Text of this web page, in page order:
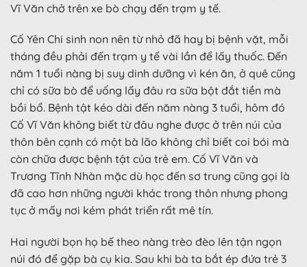
Vĩ Văn chở trên xe bò chạy đến trạm y tế.
Cố Yên Chi sinh non nên từ nhỏ đã hay bị bệnh vặt, mỗi
tháng đều phải đến trạm y tế vài lần để lấy thuốc. Đến
năm 1 tuổi nàng bị suy dinh dưỡng vì kén ăn, ở quê cũng
chỉ có sữa bò để uống lấy đâu ra sữa bột đắt tiền mà
bồi bổ. Bệnh tật kéo dài đến năm nàng 3 tuổi, hôm đó
Cố Vĩ Văn không biết từ đâu nghe được ở trên núi của
thôn bên cạnh có một bà lão không chỉ biết coi bói mà
còn chữa được bệnh tật của trẻ em. Cố Vĩ Văn và
Trương Tĩnh Nhàn mặc dù học đến sơ trung cũng gọi là
đã cao hơn những người khác trong thôn nhưng phong
tục ở mấy nơi kém phát triển rất mê tín.
Hai người bọn họ bế theo nàng trèo đèo lên tận ngọn
núi đó để gặp bà cụ kia. Sau khi bà ta bắt ép đứa trẻ 3